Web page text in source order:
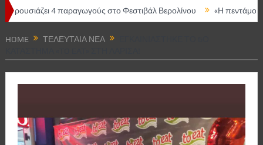
4 παραγωγούς στο Φεστιβάλ Βερολίνου «Η πεντάμορφη και
HOME ΤΕΛΕΥΤΑΊΑ ΝΈΑ